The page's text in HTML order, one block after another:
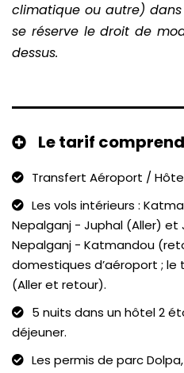
climatique ou autre)
se réserve le droit de
dessus.
Le tarif comprend
Transfert Aéroport /
Les vols intérieurs :
Nepalganj - Juphal (Aller) et
Nepalganj - Katmandou
domestiques d’aéroport ;
(Aller et retour).
5 nuits dans un hôtel 2
déjeuner.
Les permis de parc